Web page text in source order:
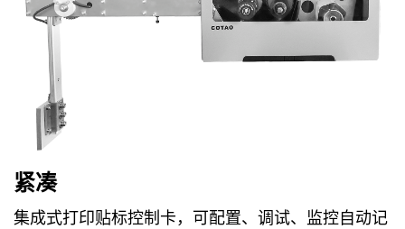
紧凑
集成式打印贴标控制卡，可配置、调试、监控自动记